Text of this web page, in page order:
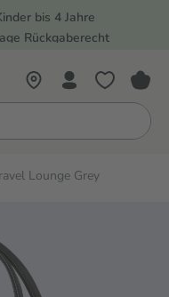
bis 4 Jahre
Rückgaberecht
Lounge Grey